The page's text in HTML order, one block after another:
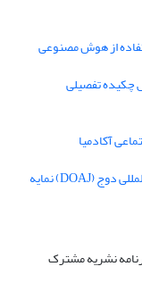
از هوش مصنوعی
چکیده تفصیلی
آکادمیا
فصلنامه علمی "علوم و فنون نظامی" در پایگاه بین المللی دوج (DOAJ) نمایه
نشریه مشترک